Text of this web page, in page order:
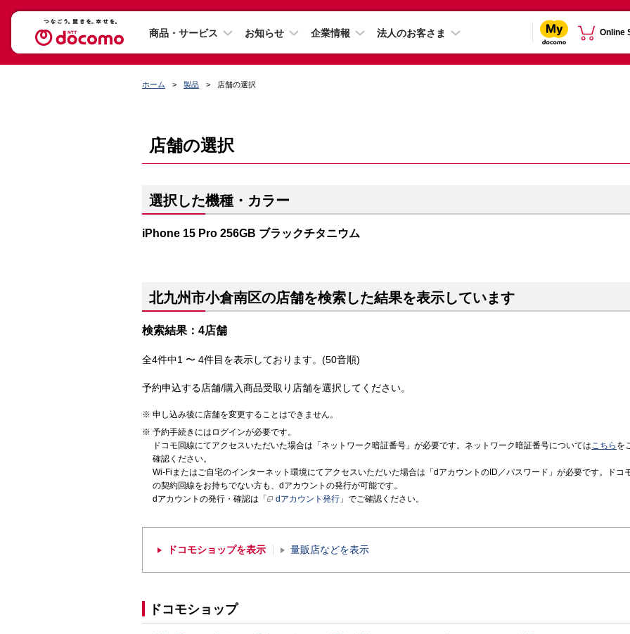
商品・サービス お知らせ 企業情報 法人のお客さま Online
ホーム 製品 店舗の選択
店舗の選択
選択した機種・カラー
iPhone 15 Pro 256GB ブラックチタニウム
北九州市小倉南区の店舗を検索した結果を表示しています
検索結果：4店舗
全4件中1 〜 4件目を表示しております。(50音順)
予約申込する店舗/購入商品受取り店舗を選択してください。
申し込み後に店舗を変更することはできません。
予約手続きにはログインが必要です。
ドコモ回線にてアクセスいただいた場合は「ネットワーク暗証番号」が必要です。ネットワーク暗証番号についてはこちら を
確認ください。
Wi-Fiまたはご自宅のインターネット環境にてアクセスいただいた場合は「dアカウントのID／パスワード」が必要です。ドコ
の契約回線をお持ちでない方も、dアカウントの発行が可能です。
dアカウントの発行・確認は「
dアカウント発行 」でご確認ください。
ドコモショップを表示 量販店などを表示
ドコモショップ